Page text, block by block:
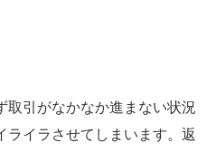
取引がなかなか進まない状況
ライラさせてしまいます。返